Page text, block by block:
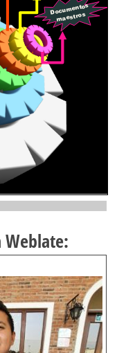
Weblate: